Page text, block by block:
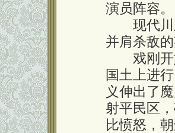
演员阵容。
现代川剧
并肩杀敌的
戏刚开始
国土上进
义伸出了
射平民区
比愤怒，